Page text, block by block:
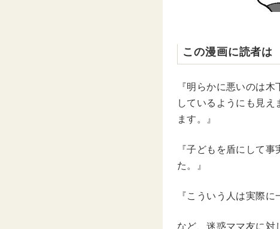
この漫画に読者は
『明らかに悪いのは
しているようにも見
ます。』
『子どもを盾にして
た。』
『こういう人は実際
など、迷惑ママ友に対